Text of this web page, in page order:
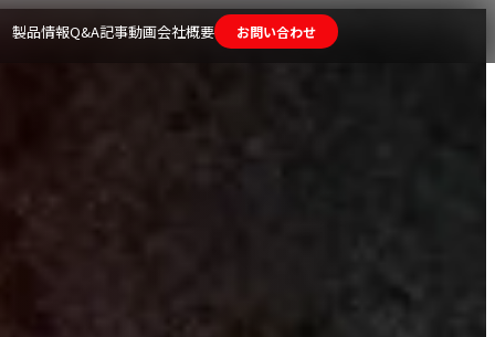
製品情報Q&A記事動画会社概要 お問い合わせ